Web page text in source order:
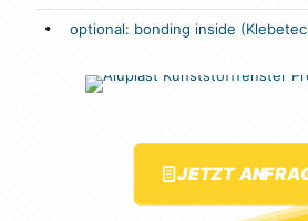
optional: bonding inside
JETZT